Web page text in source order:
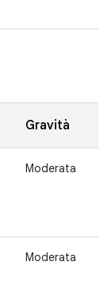
Gravità
Moderata
Moderata